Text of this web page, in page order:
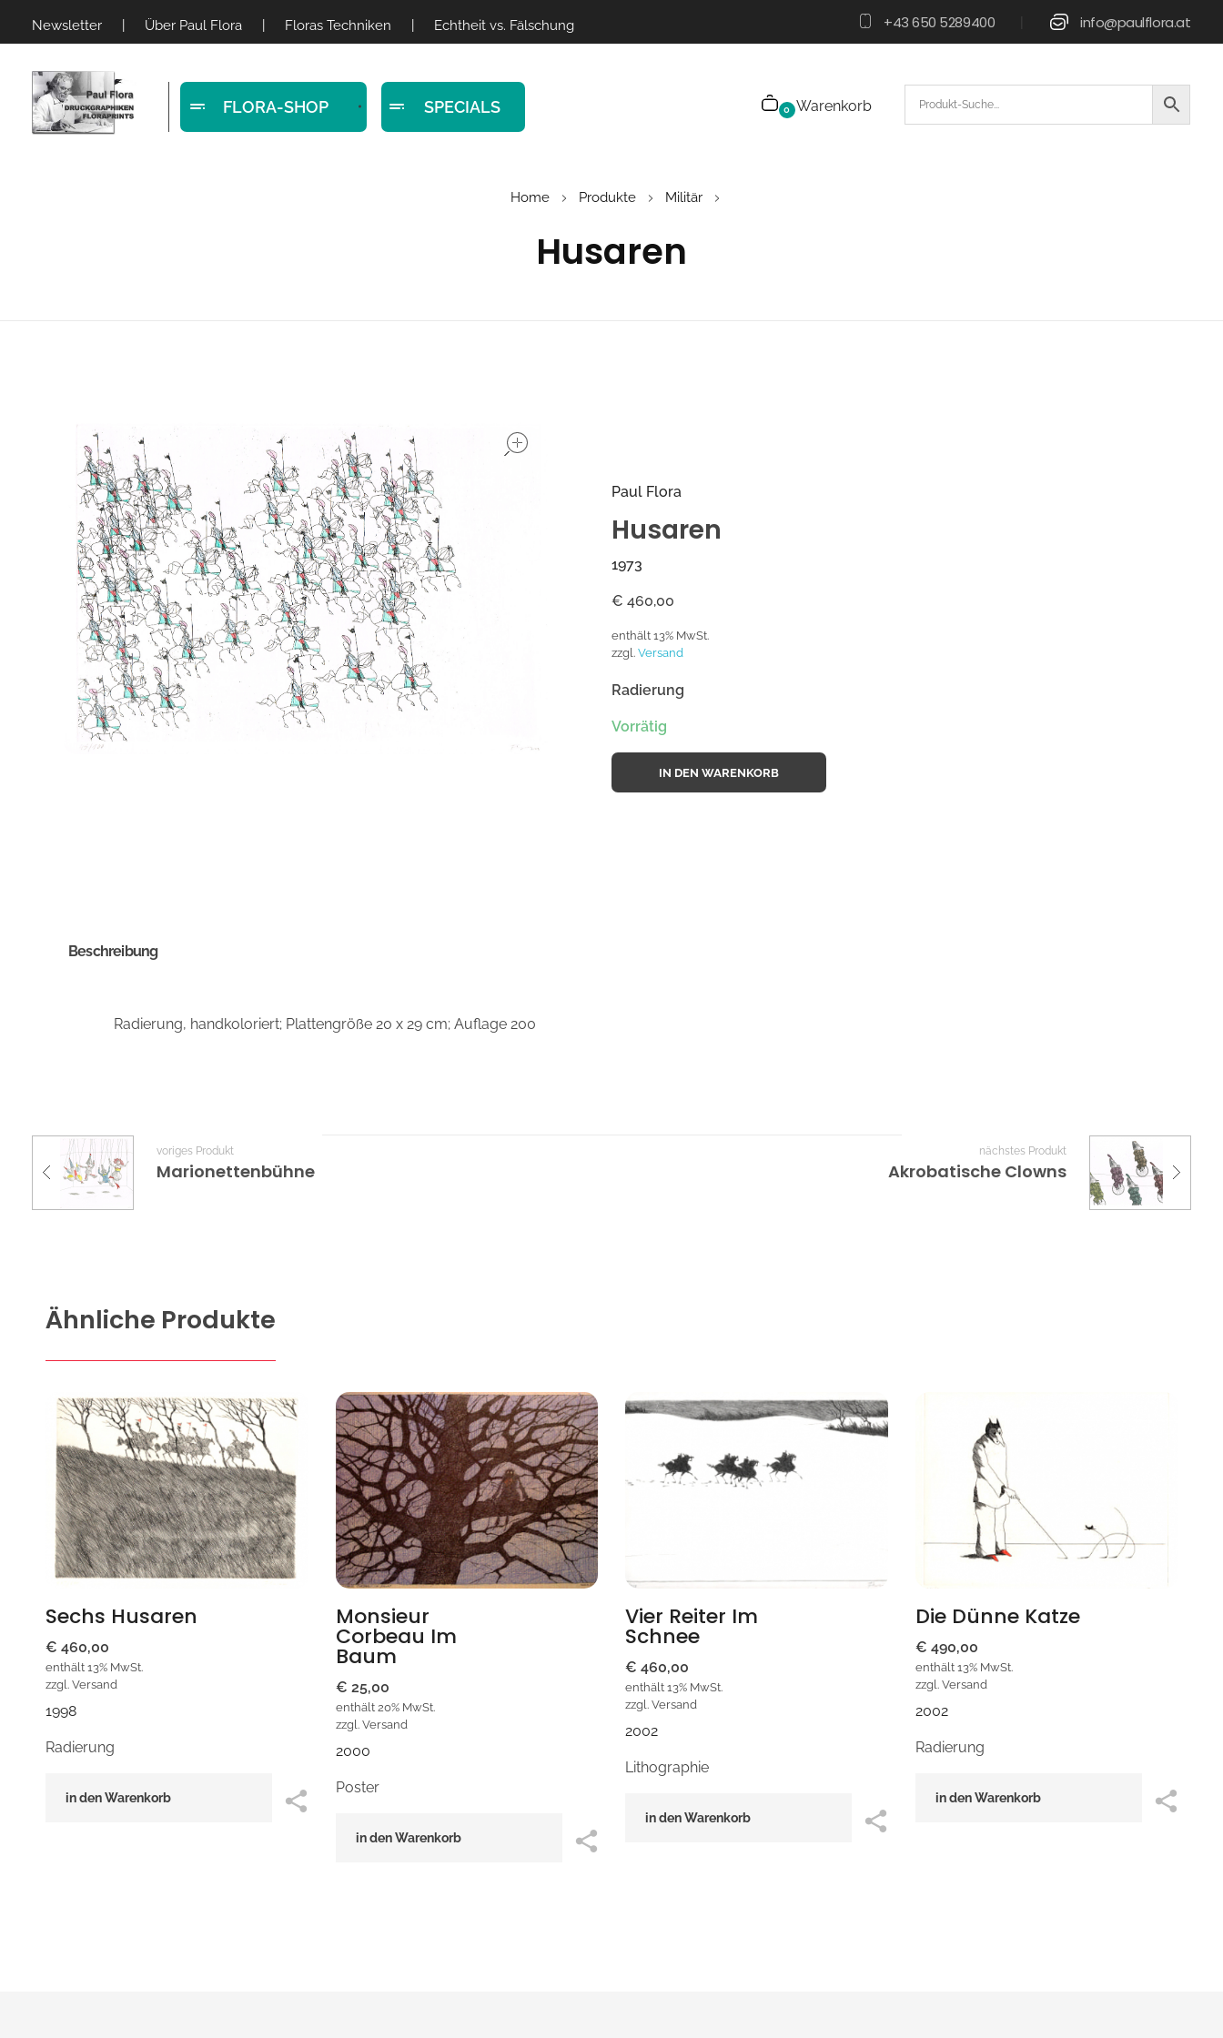
Newsletter Über Paul Flora Floras Techniken Echtheit vs. Fälschung +43 650 5289400 info@paulflora.at
FLORA-SHOP SPECIALS 0 Warenkorb
Home Produkte Militär
Husaren
Paul Flora
Husaren
1973
€ 460,00
enthält 13% MwSt.
zzgl. Versand
Radierung
Vorrätig
IN DEN WARENKORB
Beschreibung
Radierung, handkoloriert; Plattengröße 20 x 29 cm; Auflage 200
voriges Produkt
Marionettenbühne
nächstes Produkt
Akrobatische Clowns
Ähnliche Produkte
Sechs Husaren
€ 460,00
enthält 13% MwSt.
zzgl. Versand
1998
Radierung
in den Warenkorb
Monsieur
Corbeau Im
Baum
€ 25,00
enthält 20% MwSt.
zzgl. Versand
2000
Poster
in den Warenkorb
Vier Reiter Im
Schnee
€ 460,00
enthält 13% MwSt.
zzgl. Versand
2002
Lithographie
in den Warenkorb
Die Dünne Katze
€ 490,00
enthält 13% MwSt.
zzgl. Versand
2002
Radierung
in den Warenkorb